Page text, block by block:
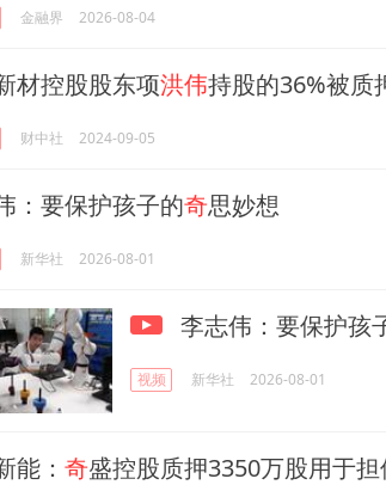
金融界 2026-08-04
材控股股东项洪伟持股的36%被质
财中社 2024-09-05
：要保护孩子的奇思妙想
新华社 2026-08-01
李志伟：要保护孩
视频 新华社 2026-08-01
能： 奇盛控股质押3350万股用于担